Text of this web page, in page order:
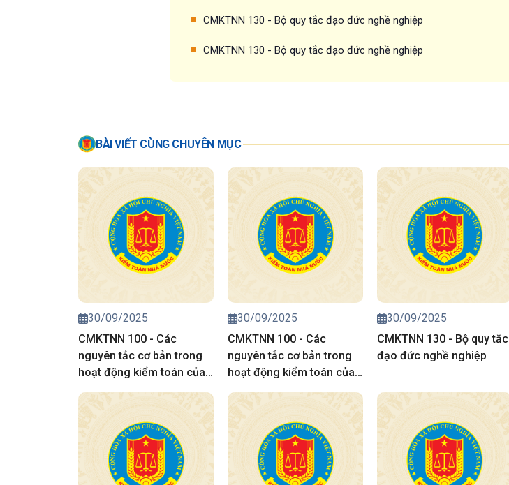
CMKTNN 130 - Bộ quy tắc đạo đức nghề nghiệp
CMKTNN 130 - Bộ quy tắc đạo đức nghề nghiệp
BÀI VIẾT CÙNG CHUYÊN MỤC
30/09/2025
CMKTNN 100 - Các
nguyên tắc cơ bản trong
hoạt động kiểm toán của
30/09/2025
CMKTNN 100 - Các
nguyên tắc cơ bản trong
hoạt động kiểm toán của
30/09/2025
CMKTNN 130 - Bộ quy tắc
đạo đức nghề nghiệp